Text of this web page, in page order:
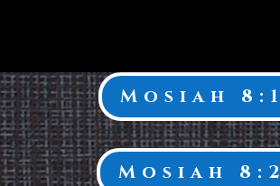
Mosiah 8:1
Mosiah 8:2